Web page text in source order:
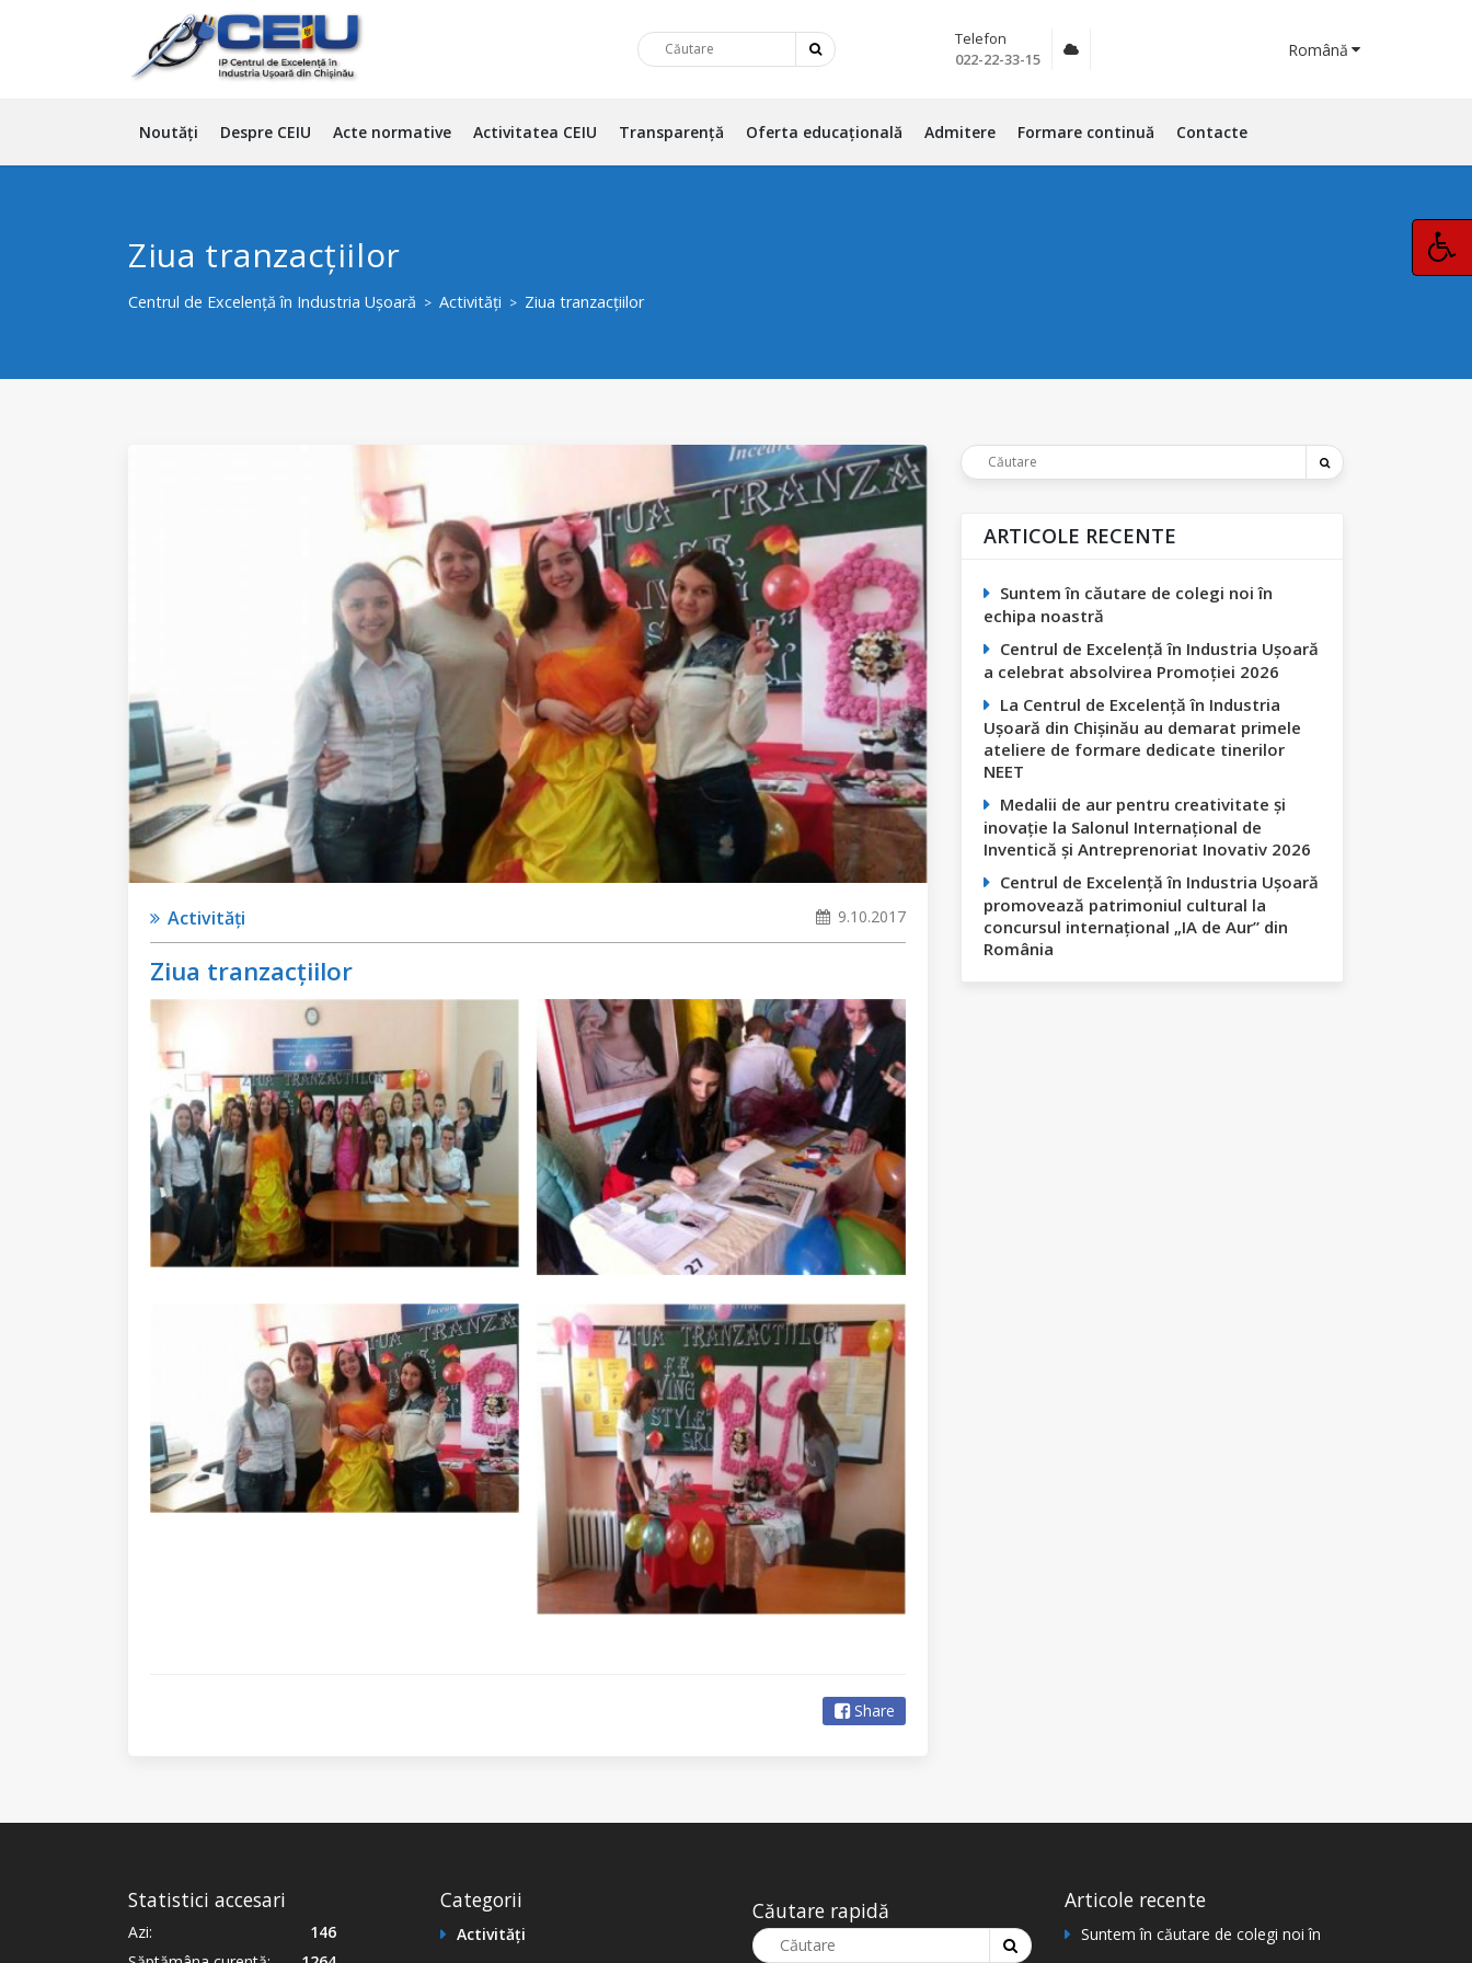
Telefon
022-22-33-15
Română
Noutăți Despre CEIU Acte normative Activitatea CEIU Transparență Oferta educațională Admitere Formare continuă Contacte
Ziua tranzacțiilor
Centrul de Excelență în Industria Ușoară > Activități > Ziua tranzacțiilor
Activități 9.10.2017
Ziua tranzacțiilor
Share
ARTICOLE RECENTE
Suntem în căutare de colegi noi în
echipa noastră
Centrul de Excelență în Industria Ușoară
a celebrat absolvirea Promoției 2026
La Centrul de Excelență în Industria
Ușoară din Chișinău au demarat primele
ateliere de formare dedicate tinerilor
NEET
Medalii de aur pentru creativitate și
inovație la Salonul Internațional de
Inventică și Antreprenoriat Inovativ 2026
Centrul de Excelență în Industria Ușoară
promovează patrimoniul cultural la
concursul internațional „IA de Aur” din
România
Statistici accesari
Azi:
146
Categorii
Activități
Căutare rapidă Articole recente
Suntem în căutare de colegi noi în